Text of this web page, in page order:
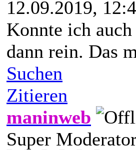
12.09.2019,
Konnte ich
dann rein. Das
Suchen
Zitieren
maninweb
Super